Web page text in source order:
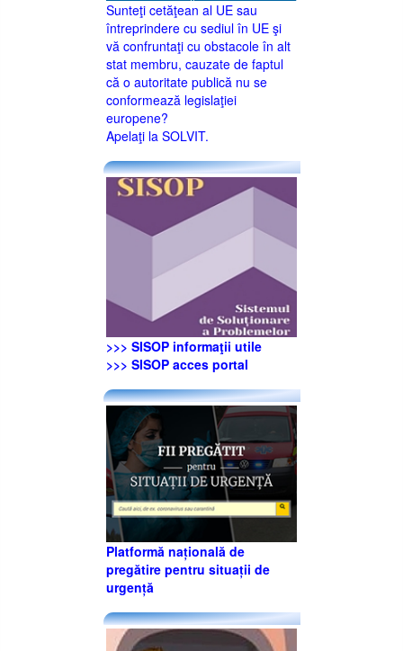
Sunteţi cetăţean al UE sau
întreprindere cu sediul în UE şi
vă confruntaţi cu obstacole în alt
stat membru, cauzate de faptul
că o autoritate publică nu se
conformează legislaţiei
europene?
Apelaţi la SOLVIT.
>>> SISOP informaţii utile
>>> SISOP acces portal
Platformă națională de
pregătire pentru situații de
urgență